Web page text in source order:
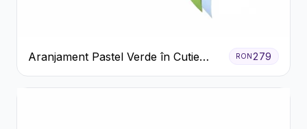
Aranjament Pastel Verde în Cutie
Galben Pal
RON 279